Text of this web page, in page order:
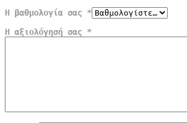
Η βαθμολογία σας *
Η αξιολόγησή σας *